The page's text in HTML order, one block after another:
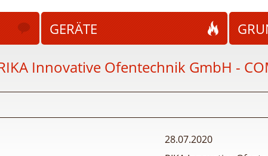
GERÄTE
Innovative Ofentechnik GmbH -
28.07.2020